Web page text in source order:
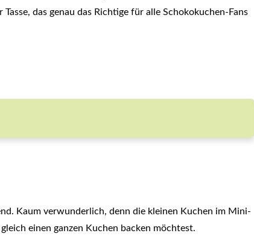
das genau das Richtige für alle Schokokuchen-Fans
Kaum verwunderlich, denn die kleinen Kuchen im Mini-
einen ganzen Kuchen backen möchtest.